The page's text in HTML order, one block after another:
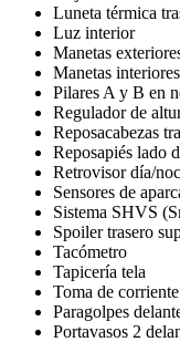
Luneta térmica
Luz interior
Manetas
Manetas
Pilares A y B en
Regulador de
Reposacabezas
Reposapiés lado
Retrovisor día/
Sensores de
Sistema SHVS
Spoiler trasero
Tacómetro
Tapicería tela
Toma de
Paragolpes
Portavasos 2